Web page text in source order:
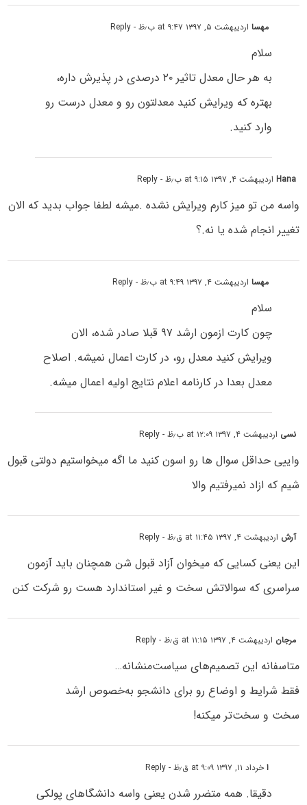
مهسااردیبهشت ۵, ۱۳۹۷ at ۹:۴۷ ب٫ظ - Reply
سلام
به هر حال معدل تاثیر ۲۰ درصدی در پذیرش داره،
بهتره که ویرایش کنید معدلتون رو و معدل درست رو
وارد کنید.
Hanaاردیبهشت ۴, ۱۳۹۷ at ۹:۱۵ ب٫ظ - Reply
واسه من تو میز کارم ویرایش نشده .میشه لطفا جواب بدید که الان
تغییر انجام شده یا نه.؟
مهسااردیبهشت ۴, ۱۳۹۷ at ۹:۴۹ ب٫ظ - Reply
سلام
چون کارت ازمون ارشد ۹۷ قبلا صادر شده، الان
ویرایش کنید معدل رو، در کارت اعمال نمیشه. اصلاح
معدل بعدا در کارنامه اعلام نتایج اولیه اعمال میشه.
نسی اردیبهشت ۴, ۱۳۹۷ at ۱۲:۰۹ ب٫ظ - Reply
واییی حداقل سوال ها رو اسون کنید ما اگه میخواستیم دولتی قبول
شیم که ازاد نمیرفتیم والا
آرش اردیبهشت ۴, ۱۳۹۷ at ۱۱:۴۵ ق٫ظ - Reply
این یعنی کسایی که میخوان آزاد قبول شن همچنان باید آزمون
سراسری که سوالاتش سخت و غیر استاندارد هست رو شرکت کنن
مرجان اردیبهشت ۴, ۱۳۹۷ at ۱۱:۱۵ ق٫ظ - Reply
متاسفانه این تصمیم‌های سیاست‌منشانه…
فقط شرایط و اوضاع رو برای دانشجو به‌خصوص ارشد
سخت و سخت‌تر میکنه!
اخرداد ۱۱, ۱۳۹۷ at ۹:۰۹ ق٫ظ - Reply
دقیقا. همه متضرر شدن یعنی واسه دانشگاهای پولکی